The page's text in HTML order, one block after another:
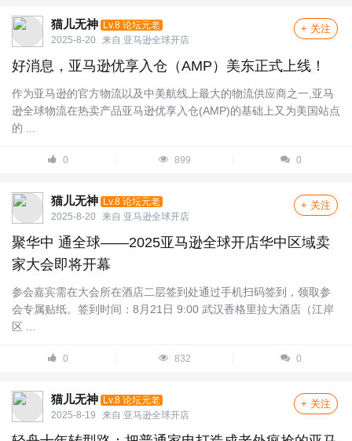
猫儿无神 Lv.8 论坛元老
2025-8-20
来自 亚马逊全球开店
+ 关注
好消息，亚马逊优享入仓（AMP）美东正式上线！
作为亚马逊的官方物流以及中美航线上最大的物流供应商之一,亚马
逊全球物流在热卖产品亚马逊优享入仓(AMP)的基础上又为美国站点
的 ...
0 899 0
猫儿无神 Lv.8 论坛元老
2025-8-20
来自 亚马逊全球开店
+ 关注
聚华中 通全球——2025亚马逊全球开店华中区域卖
家大会即将开幕
参会嘉宾需在大会所在酒店二层签到处通过手机扫码签到，领取参
会专属贴纸。签到时间：8月21日 9:00 武汉香格里拉大酒店（江岸
区 ...
0 832 0
猫儿无神 Lv.8 论坛元老
2025-8-19
来自 亚马逊全球开店
+ 关注